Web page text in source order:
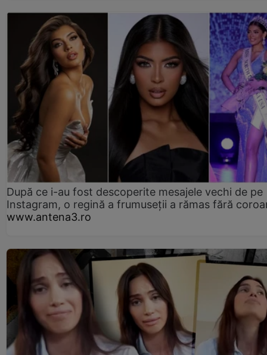
După ce i-au fost descoperite mesajele vechi de pe
Instagram, o regină a frumuseții a rămas fără
www.antena3.ro